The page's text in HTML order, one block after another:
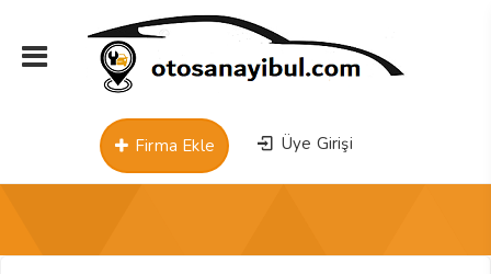
Üye Girişi
Firma Ekle